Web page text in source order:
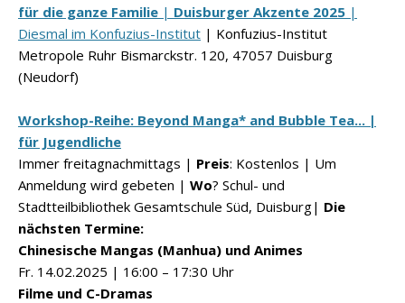
für die ganze Familie | Duisburger Akzente 2025 |
Diesmal im Konfuzius-Institut | Konfuzius-Institut
Metropole Ruhr Bismarckstr. 120, 47057 Duisburg
(Neudorf)
Workshop-Reihe: Beyond Manga* and Bubble Tea... |
für Jugendliche
Immer freitagnachmittags | Preis: Kostenlos | Um
Anmeldung wird gebeten | Wo? Schul- und
Stadtteilbibliothek Gesamtschule Süd, Duisburg| Die
nächsten Termine:
Chinesische Mangas (Manhua) und Animes
Fr. 14.02.2025 | 16:00 – 17:30 Uhr
Filme und C-Dramas